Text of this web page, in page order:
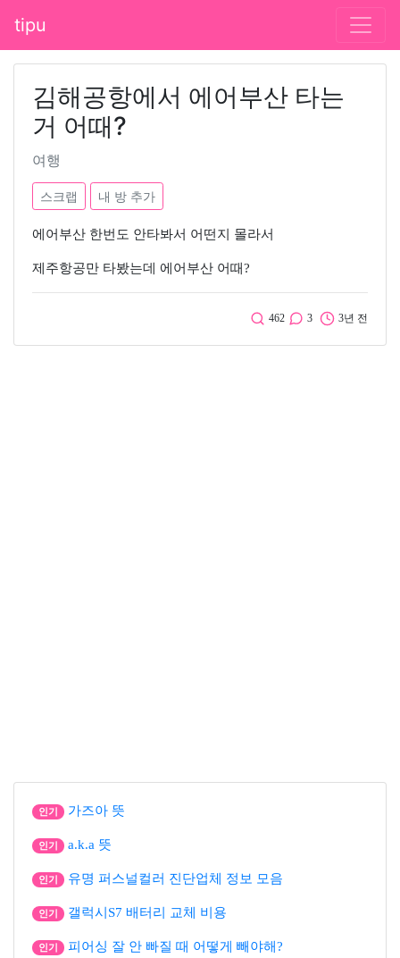
tipu
김해공항에서 에어부산 타는
거 어때?
여행
스크랩 내 방 추가
에어부산 한번도 안타봐서 어떤지 몰라서
제주항공만 타봤는데 에어부산 어때?
462 3 3년 전
인기 가즈아 뜻
인기 a.k.a 뜻
인기 유명 퍼스널컬러 진단업체 정보 모음
인기 갤럭시S7 배터리 교체 비용
인기 피어싱 잘 안 빠질 때 어떻게 빼야해?